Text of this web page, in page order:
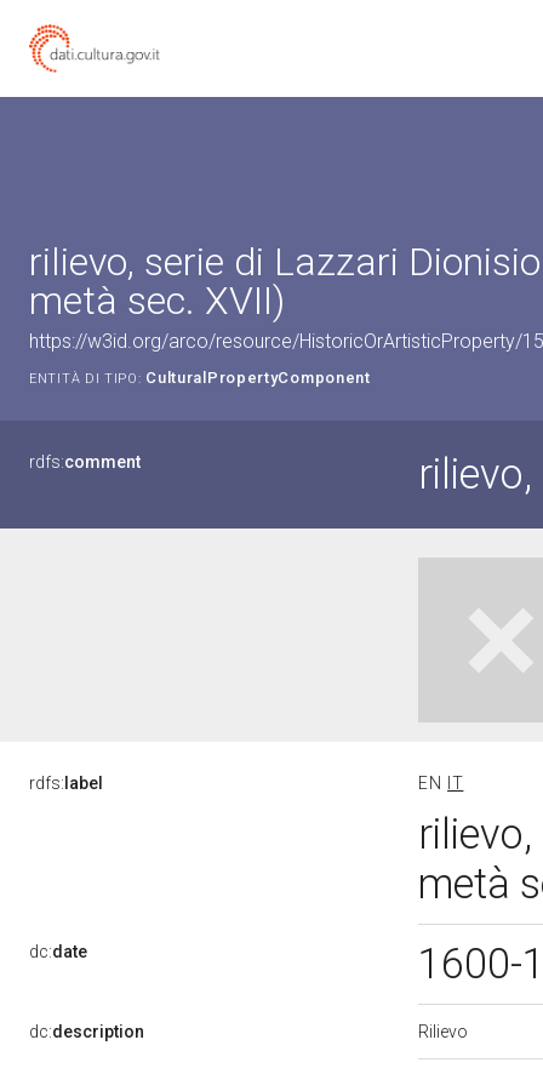
rilievo, serie di Lazzari
metà sec. XVII)
https://w3id.org/arco/resource/HistoricOrArtisticProperty/
ENTITÀ DI TIPO: CulturalPropertyComponent
rdfs:comment
rdfs: label EN IT
metà
dc:date 1600-
dc:description Rilievo